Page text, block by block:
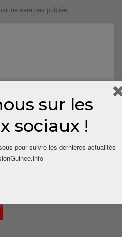
ne sera pas publiée.
in this browser for the next
sur les
sociaux !
pour suivre les dernières actualités